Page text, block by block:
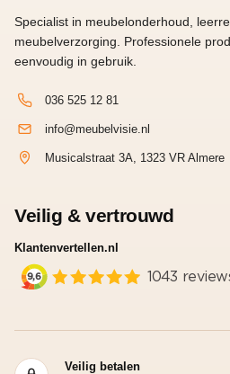
Specialist in meubelonderhoud,
meubelverzorging. Professionele
eenvoudig in gebruik.
036 525 12 81
info@meubelvisie.nl
Musicalstraat 3A, 1323 VR Almere
Veilig & vertrouwd
Klantenvertellen.nl
Veilig betalen